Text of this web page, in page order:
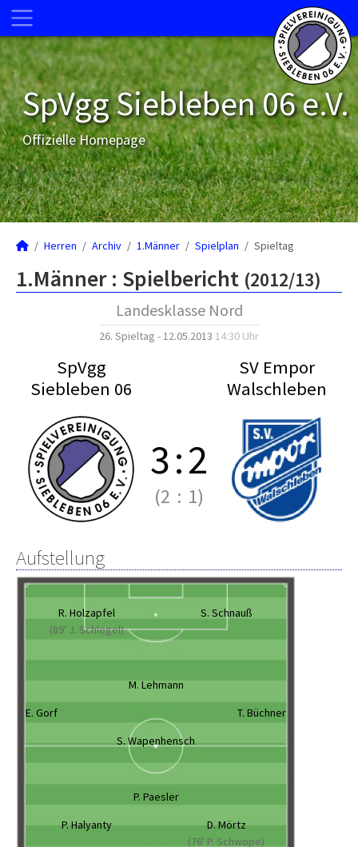
SpVgg Siebleben 06 e.V.
Offizielle Homepage
Herren Archiv 1.Männer Spielplan Spieltag
1.Männer : Spielbericht (2012/13)
Landesklasse Nord
26. Spieltag - 12.05.2013 14:30 Uhr
SpVgg
Siebleben 06
SV Empor
Walschleben
3:2
(2 : 1)
Aufstellung
R. Holzapfel
(89' J. Schlegel)
S. Schnauß
M. Lehmann
E. Gorf
T. Büchner
S. Wapenhensch
P. Paesler
P. Halyanty
D. Mörtz
(76' P. Schwope)